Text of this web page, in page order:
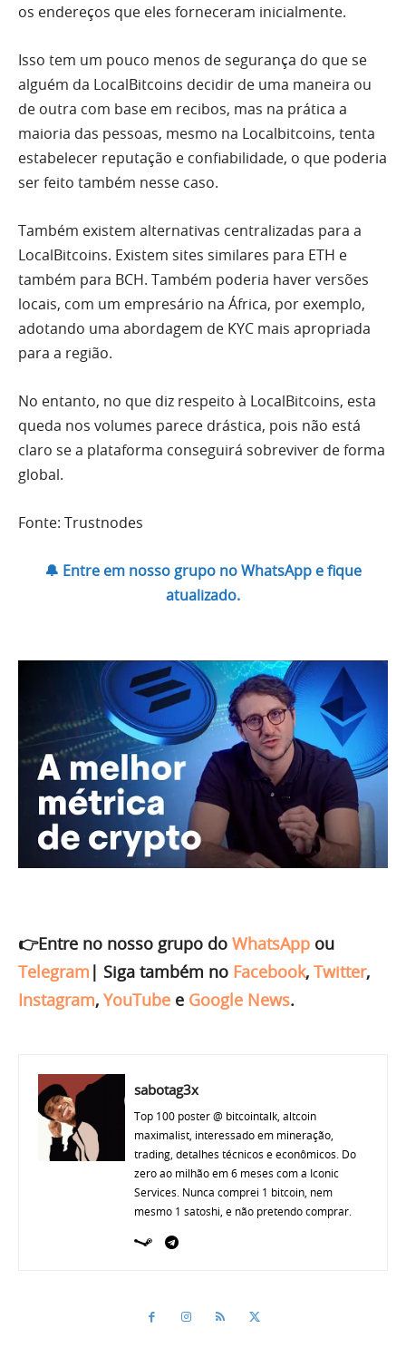
os endereços que eles forneceram inicialmente.
Isso tem um pouco menos de segurança do que se
alguém da LocalBitcoins decidir de uma maneira ou
de outra com base em recibos, mas na prática a
maioria das pessoas, mesmo na Localbitcoins, tenta
estabelecer reputação e confiabilidade, o que poderia
ser feito também nesse caso.
Também existem alternativas centralizadas para a
LocalBitcoins. Existem sites similares para ETH e
também para BCH. Também poderia haver versões
locais, com um empresário na África, por exemplo,
adotando uma abordagem de KYC mais apropriada
para a região.
No entanto, no que diz respeito à LocalBitcoins, esta
queda nos volumes parece drástica, pois não está
claro se a plataforma conseguirá sobreviver de forma
global.
Fonte: Trustnodes
🔔 Entre em nosso grupo no WhatsApp e fique
atualizado.
👉Entre no nosso grupo do WhatsApp ou
Telegram | Siga também no Facebook, Twitter,
Instagram, YouTube e Google News.
sabotag3x
Top 100 poster @ bitcointalk, altcoin
maximalist, interessado em mineração,
trading, detalhes técnicos e econômicos. Do
zero ao milhão em 6 meses com a Iconic
Services. Nunca comprei 1 bitcoin, nem
mesmo 1 satoshi, e não pretendo comprar.